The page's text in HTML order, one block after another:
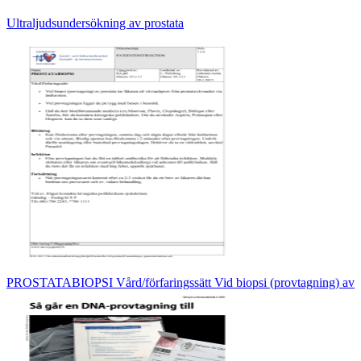
Ultraljudsundersökning av prostata
PROSTATABIOPSI Vård/förfaringssätt Vid biopsi (provtagning) av